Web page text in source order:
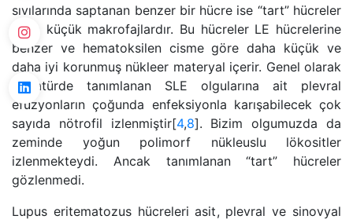
sıvılarında saptanan benzer bir hücre ise “tart” hücreler
veya küçük makrofajlardır. Bu hücreler LE hücrelerine
benzer ve hematoksilen cisme göre daha küçük ve
daha iyi korunmuş nükleer materyal içerir. Genel olarak
literatürde tanımlanan SLE olgularına ait plevral
efüzyonların çoğunda enfeksiyonla karışabilecek çok
sayıda nötrofil izlenmiştir[4,8]. Bizim olgumuzda da
zeminde yoğun polimorf nükleuslu lökositler
izlenmekteydi. Ancak tanımlanan “tart” hücreler
gözlenmedi.
Lupus eritematozus hücreleri asit, plevral ve sinovyal